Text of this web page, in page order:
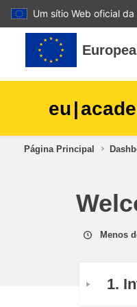
Um sítio Web oficial da
Ir para o conteúdo principal
eu|
Página Principal
Menos
1.